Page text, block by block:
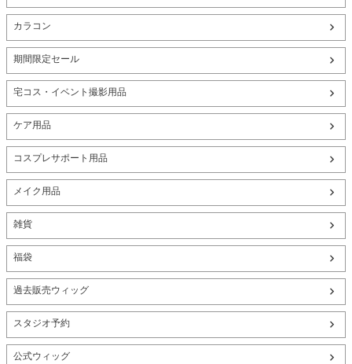
カラコン
期間限定セール
宅コス・イベント撮影用品
ケア用品
コスプレサポート用品
メイク用品
雑貨
福袋
過去販売ウィッグ
スタジオ予約
公式ウィッグ